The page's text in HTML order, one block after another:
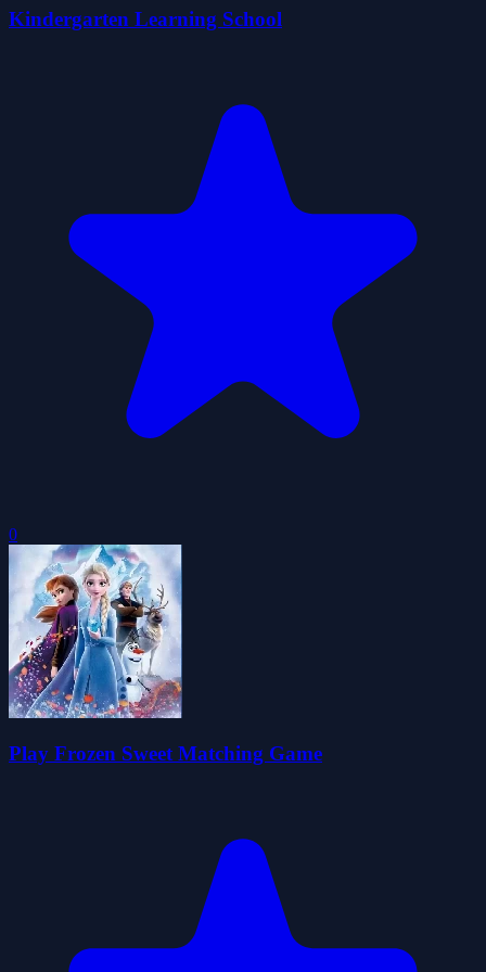
Kindergarten Learning School
0
Play Frozen Sweet Matching Game